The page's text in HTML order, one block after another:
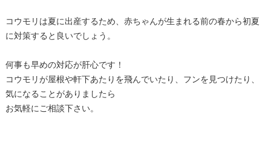
コウモリは夏に出産するため、赤ちゃんが生まれる前の春から初夏
に対策すると良いでしょう。
何事も早めの対応が肝心です！
コウモリが屋根や軒下あたりを飛んでいたり、フンを見つけたり、
気になることがありましたら
お気軽にご相談下さい。